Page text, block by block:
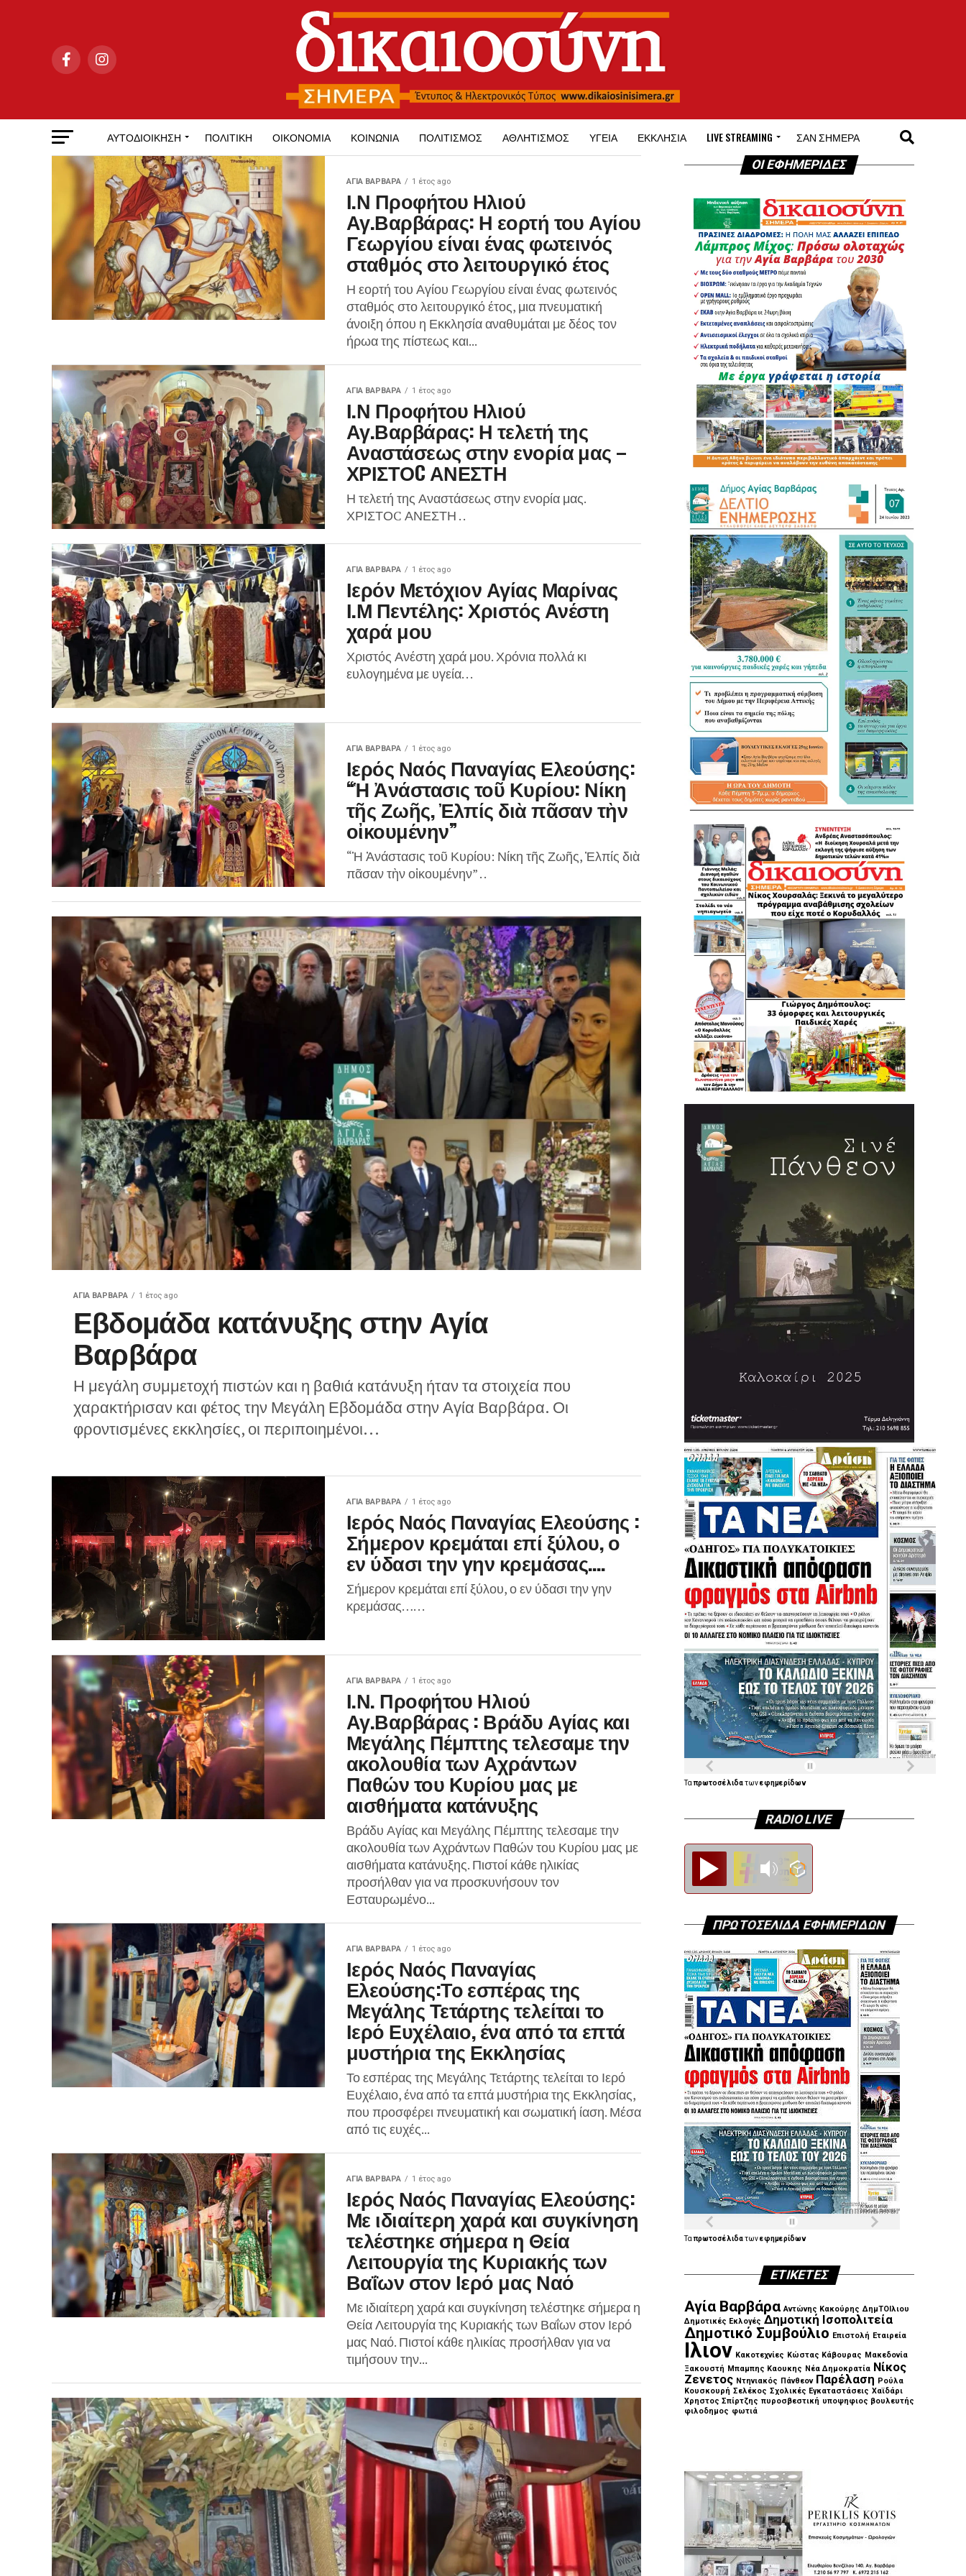
ΑΥΤΟΔΙΟΊΚΗΣΗ ΠΟΛΙΤΙΚΉ ΟΙΚΟΝΟΜΊΑ ΚΟΙΝΩΝΊΑ ΠΟΛΙΤΙΣΜΌΣ ΑΘΛΗΤΙΣΜΌΣ ΥΓΕΊΑ ΕΚΚΛΗΣΊΑ LIVE STREAMING ΣΑΝ ΣΉΜΕΡΑ
ΑΓΙΑ ΒΑΡΒΑΡΑ 1 έτος ago
Ι.Ν Προφήτου Ηλιού
Αγ.Βαρβάρας: Η εορτή του Αγίου
Γεωργίου είναι ένας φωτεινός
σταθμός στο λειτουργικό έτος
Η εορτή του Αγίου Γεωργίου είναι ένας φωτεινός
σταθμός στο λειτουργικό έτος, μια πνευματική
άνοιξη όπου η Εκκλησία αναθυμάται με δέος τον
ήρωα της πίστεως και...
ΑΓΙΑ ΒΑΡΒΑΡΑ 1 έτος ago
Ι.Ν Προφήτου Ηλιού
Αγ.Βαρβάρας: Η τελετή της
Αναστάσεως στην ενορία μας –
ΧΡΙΣΤΟC ΑΝΕΣΤΗ
Η τελετή της Αναστάσεως στην ενορία μας.
ΧΡΙΣΤΟC ΑΝΕΣΤΗ . .
ΑΓΙΑ ΒΑΡΒΑΡΑ 1 έτος ago
Ιερόν Μετόχιον Αγίας Μαρίνας
Ι.Μ Πεντέλης: Χριστός Ανέστη
χαρά μου
Χριστός Ανέστη χαρά μου. Χρόνια πολλά κι
ευλογημένα με υγεία. . .
ΑΓΙΑ ΒΑΡΒΑΡΑ 1 έτος ago
Ιερός Ναός Παναγίας Ελεούσης:
“Ἡ Ἀνάστασις τοῦ Κυρίου: Νίκη
τῆς Ζωῆς, Ἐλπίς διὰ πᾶσαν τὴν
οἰκουμένην”
“Ἡ Ἀνάστασις τοῦ Κυρίου: Νίκη τῆς Ζωῆς, Ἐλπίς διὰ
πᾶσαν τὴν οἰκουμένην” . .
ΑΓΙΑ ΒΑΡΒΑΡΑ 1 έτος ago
Εβδομάδα κατάνυξης στην Αγία
Βαρβάρα
Η μεγάλη συμμετοχή πιστών και η βαθιά κατάνυξη ήταν τα στοιχεία που
χαρακτήρισαν και φέτος την Μεγάλη Εβδομάδα στην Αγία Βαρβάρα. Οι
φροντισμένες εκκλησίες, οι περιποιημένοι...
ΑΓΙΑ ΒΑΡΒΑΡΑ 1 έτος ago
Ιερός Ναός Παναγίας Ελεούσης :
Σήμερον κρεμάται επί ξύλου, ο
εν ύδασι την γην κρεμάσας….
Σήμερον κρεμάται επί ξύλου, ο εν ύδασι την γην
κρεμάσας…. . .
ΑΓΙΑ ΒΑΡΒΑΡΑ 1 έτος ago
Ι.Ν. Προφήτου Ηλιού
Αγ.Βαρβάρας : Βράδυ Αγίας και
Μεγάλης Πέμπτης τελεσαμε την
ακολουθία των Αχράντων
Παθών του Κυρίου μας με
αισθήματα κατάνυξης
Βράδυ Αγίας και Μεγάλης Πέμπτης τελεσαμε την
ακολουθία των Αχράντων Παθών του Κυρίου μας με
αισθήματα κατάνυξης. Πιστοί κάθε ηλικίας
προσήλθαν για να προσκυνήσουν τον
Εσταυρωμένο...
ΑΓΙΑ ΒΑΡΒΑΡΑ 1 έτος ago
Ιερός Ναός Παναγίας
Ελεούσης:Το εσπέρας της
Μεγάλης Τετάρτης τελείται το
Ιερό Ευχέλαιο, ένα από τα επτά
μυστήρια της Εκκλησίας
Το εσπέρας της Μεγάλης Τετάρτης τελείται το Ιερό
Ευχέλαιο, ένα από τα επτά μυστήρια της Εκκλησίας,
που προσφέρει πνευματική και σωματική ίαση. Μέσα
από τις ευχές...
ΑΓΙΑ ΒΑΡΒΑΡΑ 1 έτος ago
Ιερός Ναός Παναγίας Ελεούσης:
Με ιδιαίτερη χαρά και συγκίνηση
τελέστηκε σήμερα η Θεία
Λειτουργία της Κυριακής των
Βαΐων στον Ιερό μας Ναό
Με ιδιαίτερη χαρά και συγκίνηση τελέστηκε σήμερα η
Θεία Λειτουργία της Κυριακής των Βαΐων στον Ιερό
μας Ναό. Πιστοί κάθε ηλικίας προσήλθαν για να
τιμήσουν την...
ΟΙ ΕΦΗΜΕΡΙΔΕΣ
Ταπρωτοσέλιδατωνεφημερίδων
RADIO LIVE
ΠΡΩΤΟΣΕΛΙΔΑ ΕΦΗΜΕΡΙΔΩΝ
Ταπρωτοσέλιδατωνεφημερίδων
ΕΤΙΚΈΤΕΣ
Αγία Βαρβάρα Αντώνης Κακούρης ΔημΤΟΙλιου
Δημοτικές Εκλογές Δημοτική Ισοπολιτεία
Δημοτικό Συμβούλιο Επιστολή Εταιρεία
Ιλιον Κακοτεχνίες Κώστας Κάβουρας Μακεδονία
Ξακουστή Μπαμπης Καουκης Νέα Δημοκρατία Νίκος
Ζενετος Ντηνιακός Πάνθεον Παρέλαση Ρούλα
Κουσκουρή Σελέκος Σχολικές Εγκαταστάσεις Χαϊδάρι
Χρηστος Σπίρτζης πυροσβεστική υποψηφιος βουλευτής
φιλοδημος φωτιά